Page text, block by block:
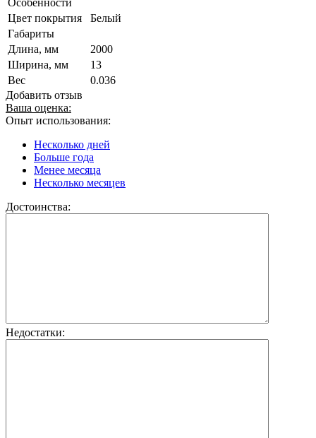
Цвет покрытия
Белый
Габариты
Длина, мм
2000
Ширина, мм
13
Вес
0.036
Добавить отзыв
Ваша оценка:
Опыт использования:
Несколько дней
Больше года
Менее месяца
Несколько месяцев
Достоинства:
Недостатки: